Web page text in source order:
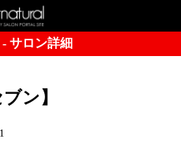
サロン詳細
ン】